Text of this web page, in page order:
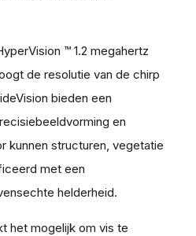
™ 1.2 megahertz
de resolutie van de chirp
bieden een
en
kunnen structuren, vegetatie
met een
helderheid.
het mogelijk om vis te